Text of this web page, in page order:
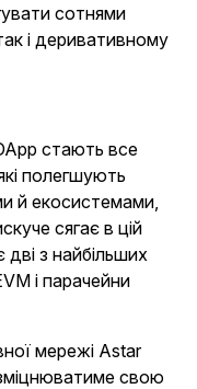
сотнями
і деривативному
стають все
полегшують
й екосистемами,
сягає в цій
з найбільших
і парачейни
мережі Astar
свою